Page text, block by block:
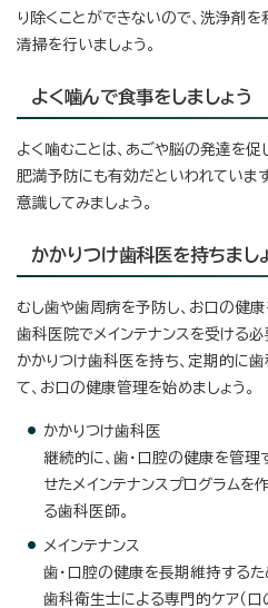
り除くことができないので、洗浄剤
清掃を行いましょう。
よく噛んで食事をしましょう
よく噛むことは、あごや脳の発達を
肥満予防にも有効だといわれていま
意識してみましょう。
かかりつけ歯科医を持ちまし
むし歯や歯周病を予防し、お口の健
歯科医院でメインテナンスを受ける必
かかりつけ歯科医を持ち、定期的に
て、お口の健康管理を始めましょう。
かかりつけ歯科医
継続的に、歯・口腔の健康を管
せたメインテナンスプログラムを
る歯科医師。
メインテナンス
歯・口腔の健康を長期維持するた
歯科衛生士による専門的ケア（